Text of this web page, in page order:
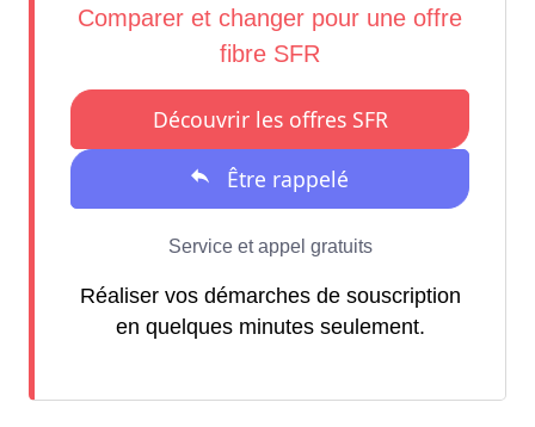
Réaliser vos démarches de souscription
en quelques minutes seulement.